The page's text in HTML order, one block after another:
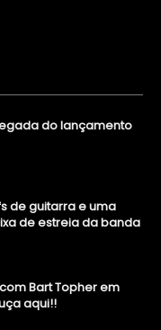
do lançamento
de guitarra e uma
de estreia da banda
Bart Topher em
aqui!!